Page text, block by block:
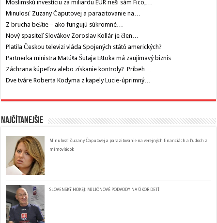
Moslimskú investíciu za miliardu EUR rieši sám Fico,…
Minulosť Zuzany Čaputovej a parazitovanie na…
Z brucha beštie – ako fungujú súkromné…
Nový spasiteľ Slovákov Zoroslav Kollár je člen…
Platila Českou televizi vláda Spojených států amerických?
Partnerka ministra Matúša Šutaja Eštoka má zaujímavý biznis
Záchrana kúpeľov alebo získanie kontroly? Príbeh…
Dve tváre Roberta Kodyma z kapely Lucie-úprimný…
Najčítanejšie
Minulosť Zuzany Čaputovej a parazitovanie na verejných financiách a ľudoch z
mimovládok
SLOVENSKÝ HOKEJ: MILIÓNOVÉ PODVODY NA ÚKOR DETÍ